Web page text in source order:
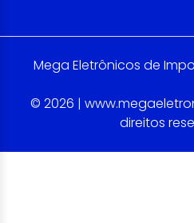
Mega Eletrônicos de
© 2026 |
direitos